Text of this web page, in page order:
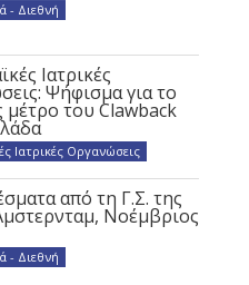
- Διεθνή
Ιατρικές
Ψήφισμα για το
μέτρο του Clawback
Ιατρικές Οργανώσεις
από τη Γ.Σ. της
Νοέμβριος
- Διεθνή